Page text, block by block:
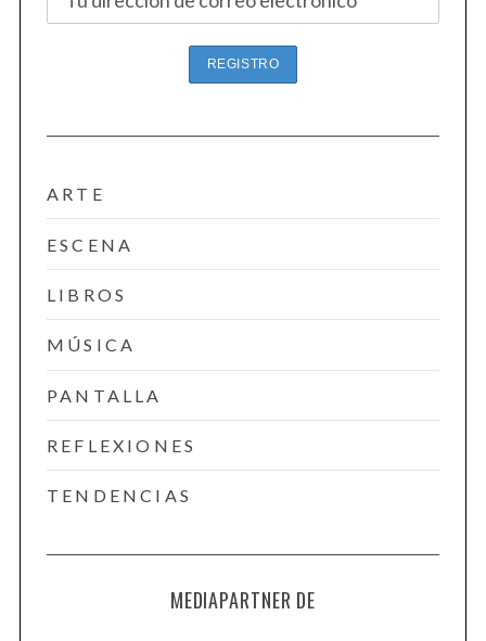
ARTE
ESCENA
LIBROS
MÚSICA
PANTALLA
REFLEXIONES
TENDENCIAS
MEDIAPARTNER DE
r
f
r